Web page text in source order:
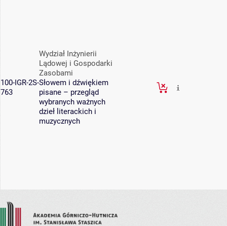
100-IGR-2S-
763
Wydział Inżynierii
Lądowej i Gospodarki
Zasobami
Słowem i dźwiękiem
pisane – przegląd
wybranych ważnych
dzieł literackich i
muzycznych